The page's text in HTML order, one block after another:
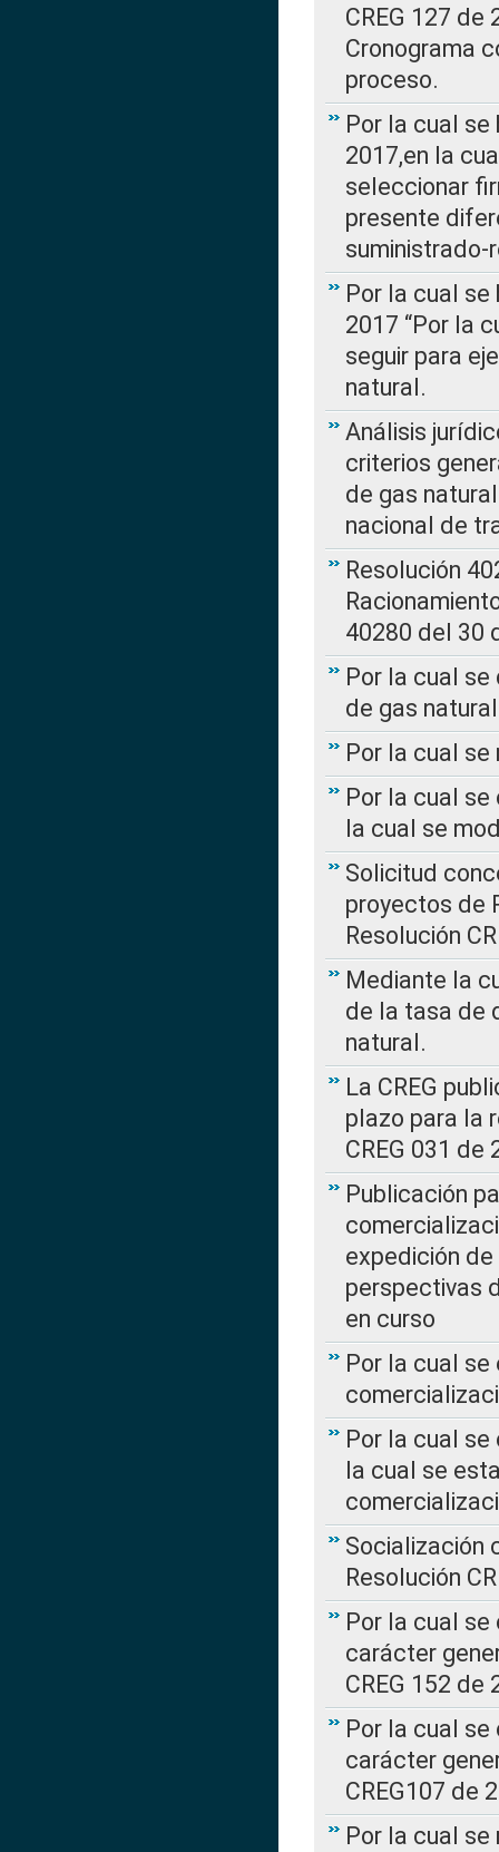
CREG 127 de
Cronograma
proceso.
Por la cual se
2017,en la
seleccionar
presente
Por la cual se
2017 “Por la
seguir para
natural.
Análisis
criterios
de gas
nacional de
Resolución
40280 del 30
Por la cual
de gas natural
Por la cual se
Por la cual se
la cual se
Solicitud
proyectos de
Resolución
Mediante la
de la tasa de
natural.
La CREG
plazo para la
CREG 031 de
Publicación
expedición de
perspectivas
en curso
Por la cual
Por la cual se
la cual se
Socialización
Resolución
Por la cual
carácter
CREG 152 de
Por la cual
carácter
CREG107 de
Por la cual